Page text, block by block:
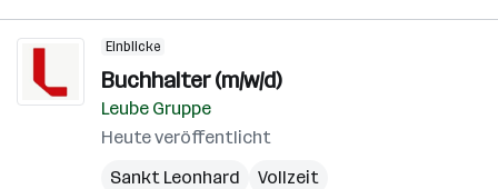
Einblicke
Buchhalter (m/w/d)
Leube Gruppe
Heute veröffentlicht
Sankt Leonhard
Vollzeit